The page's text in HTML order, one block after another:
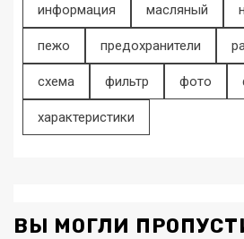
информация масляный
пежо предохранители
схема фильтр фото
характеристики
ВЫ МОГЛИ